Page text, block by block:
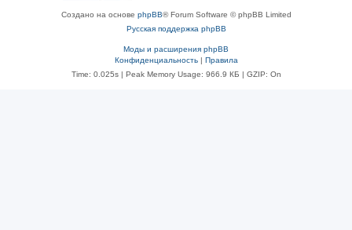
Создано на основе phpBB® Forum Software © phpBB Limited
Русская поддержка phpBB
Моды и расширения phpBB
Конфиденциальность| Правила
Time: 0.025s| Peak Memory Usage: 966.9 КБ | GZIP: On